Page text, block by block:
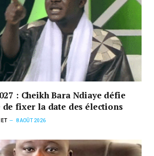
: Cheikh Bara Ndiaye défie
de fixer la date des élections
8 AOÛT 2026